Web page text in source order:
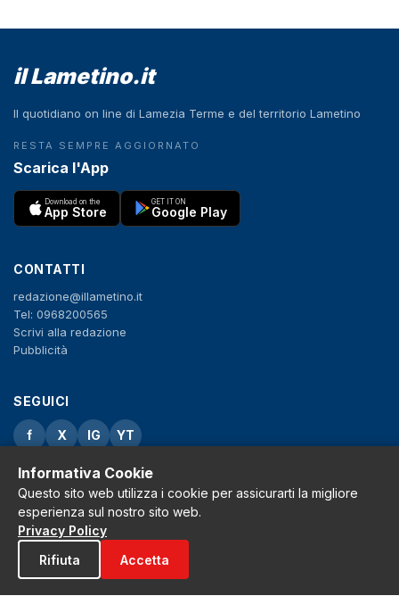
il Lametino.it
Il quotidiano on line di Lamezia Terme e del territorio Lametino
RESTA SEMPRE AGGIORNATO
Scarica l'App
Download on the
App Store
GET IT ON
Google Play
CONTATTI
redazione@illametino.it
Tel: 0968200565
Scrivi alla redazione
Pubblicità
SEGUICI
f X IG YT
Privacy Policy
Cookie Policy
Note legali
La Redazione
© 2026 Grh s.r.l. - P.iva 02650550797 - Tutti i diritti sono riservati
Informativa Cookie
Questo sito web utilizza i cookie per assicurarti la migliore
esperienza sul nostro sito web.
Privacy Policy
Rifiuta
Accetta